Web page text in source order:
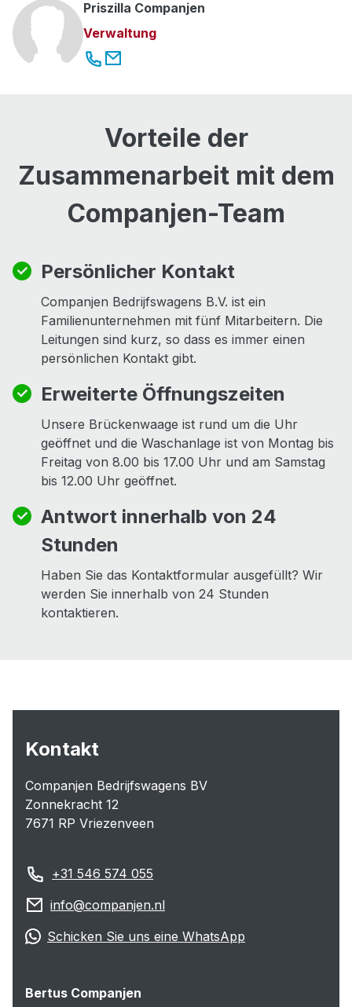
Priszilla Companjen
Verwaltung
Vorteile der
Zusammenarbeit mit dem
Companjen-Team
Persönlicher Kontakt
Companjen Bedrijfswagens B.V. ist ein
Familienunternehmen mit fünf Mitarbeitern. Die
Leitungen sind kurz, so dass es immer einen
persönlichen Kontakt gibt.
Erweiterte Öffnungszeiten
Unsere Brückenwaage ist rund um die Uhr
geöffnet und die Waschanlage ist von Montag bis
Freitag von 8.00 bis 17.00 Uhr und am Samstag
bis 12.00 Uhr geöffnet.
Antwort innerhalb von 24
Stunden
Haben Sie das Kontaktformular ausgefüllt? Wir
werden Sie innerhalb von 24 Stunden
kontaktieren.
Kontakt
Companjen Bedrijfswagens BV
Zonnekracht 12
7671 RP Vriezenveen
+31 546 574 055
info@companjen.nl
Schicken Sie uns eine WhatsApp
Bertus Companjen